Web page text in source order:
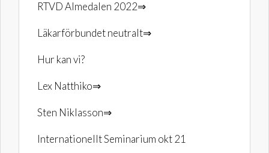
RTVD Almedalen 2022⇒
Läkarförbundet neutralt⇒
Hur kan vi?
Lex Natthiko⇒
Sten Niklasson⇒
Internationellt Seminarium okt 21